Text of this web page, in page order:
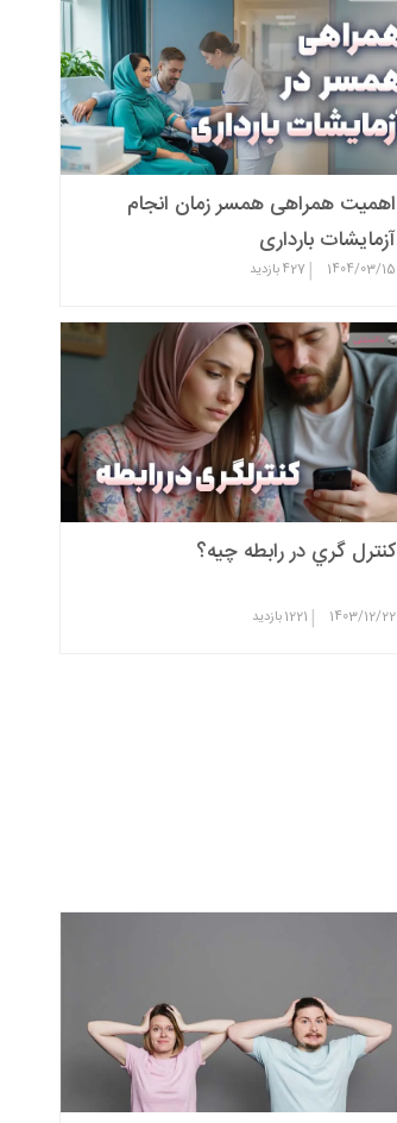
اهمیت همراهی همسر زمان انجام
آزمایشات بارداری
1404/03/15
|
427بازدید
كنترل گري در رابطه چيه؟
1403/12/22
|
1221بازدید